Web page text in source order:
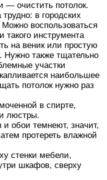
— очистить потолок.
в городских
воспользоваться
инструмента
на веник или простую
Нужно также тщательно
участки
наибольшее
потолок нужно раз
в спирте,
люстры.
обои темнеют, значит,
протереть влажной
стенки мебели,
шкафов, сверху